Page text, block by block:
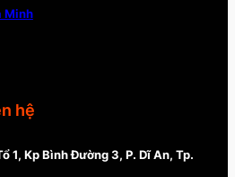
Minh
hệ
1, Kp Bình Đường 3, P. Dĩ An, Tp.